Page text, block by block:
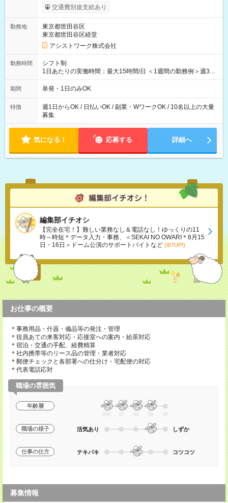
間】試用期間なし
交通費別途支給あり
勤務地
東京都世田谷区
東京都世田谷区経堂
アシストワーク株式会社
勤務時間
シフト制
1日あたりの実働時間：最大15時間/日 ＜1週間の勤務例＞週3回
勤務 勤務：月・水・金 休み：火・木・土・日 好きな時にお仕事
可能です！ ※1日あたりの最大実働時間は日勤、夜勤共に勤務し
期間 単発・1日のみOK
特徴
週1日からOK / 日払いOK / 副業・WワークOK / 10名以上の大量
募集
気になる！ 応募する 詳細へ
編集部イチオシ
【完全在宅！】難しい業務なし＆電話なし！ゆっくりの11
時～時短＊データ入力・事務、＜SEKAI NO OWARI＊8月15
日・16日＞ドーム公演のサポートバイトなど (8/7UP!)
お仕事の概要
＊事務用品・什器・備品等の発注・管理
＊役員あての来客対応・応接室への案内・給茶対応
＊宿泊・交通の手配、経費精算
＊社内携帯等のリース品の管理・業者対応
＊郵便チェックと各部署への仕分け・宅配便の対応
＊代表電話応対
職場の雰囲気
年齢層
20代 30 40 50 60
職場の様子 活気あり しずか
仕事の仕方 テキパキ コツコツ
募集情報